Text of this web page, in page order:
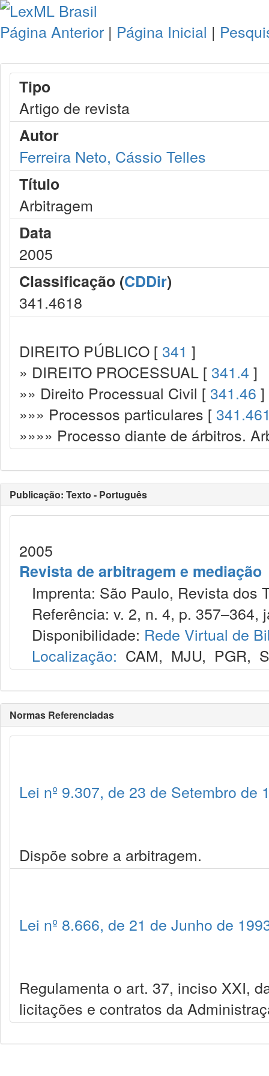
Página Anterior | Página Inicial |
Tipo
Artigo de revista
Autor
Ferreira Neto, Cássio Telles
Título
Arbitragem
Data
2005
Classificação (CDDir)
341.4618
DIREITO PÚBLICO [ 341 ]
» DIREITO PROCESSUAL [ 341.4 ]
»» Direito Processual Civil [ 341.46 ]
»»» Processos particulares [
»»»» Processo diante de árbitros.
Publicação: Texto - Português
2005
Revista de arbitragem e mediação
Imprenta: São Paulo, Revista dos
Referência: v. 2, n. 4, p. 357–364,
Disponibilidade: Rede Virtual de
Localização: CAM, MJU, PGR,
Normas Referenciadas
Lei nº 9.307, de 23 de Setembro de
Dispõe sobre a arbitragem.
Lei nº 8.666, de 21 de Junho de
Regulamenta o art. 37, inciso XXI,
licitações e contratos da